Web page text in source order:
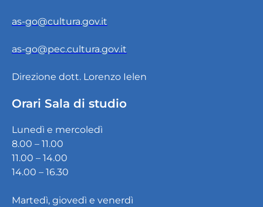
as-go@cultura.gov.it
as-go@pec.cultura.gov.it
Direzione dott. Lorenzo Ielen
Orari Sala di studio
Lunedì e mercoledì
8.00 – 11.00
11.00 – 14.00
14.00 – 16.30
Martedì, giovedì e venerdì